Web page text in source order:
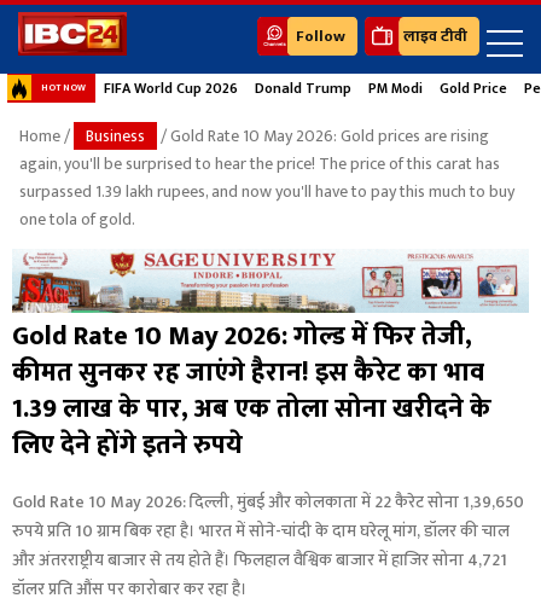
Follow लाइव टीवी
HOT NOW FIFA World Cup 2026 Donald Trump PM Modi Gold Price
Home/ Business
/ Gold Rate 10 May 2026: Gold prices are rising
again, you'll be surprised to hear the price! The price of this carat has
surpassed 1.39 lakh rupees, and now you'll have to pay this much to buy
one tola of gold.
Gold Rate 10 May 2026: गोल्ड में फिर तेजी,
कीमत सुनकर रह जाएंगे हैरान! इस कैरेट का भाव
1.39 लाख के पार, अब एक तोला सोना खरीदने के
लिए देने होंगे इतने रुपये
Gold Rate 10 May 2026: दिल्ली, मुंबई और कोलकाता में 22 कैरेट सोना 1,39,650
रुपये प्रति 10 ग्राम बिक रहा है। भारत में सोने-चांदी के दाम घरेलू मांग, डॉलर की चाल
और अंतरराष्ट्रीय बाजार से तय होते हैं। फिलहाल वैश्विक बाजार में हाजिर सोना 4,721
डॉलर प्रति औंस पर कारोबार कर रहा है।